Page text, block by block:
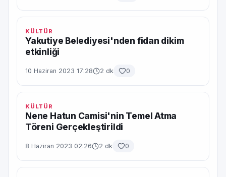
KÜLTÜR
Yakutiye Belediyesi'nden fidan dikim
etkinliği
10 Haziran 2023 17:28 2 dk 0
KÜLTÜR
Nene Hatun Camisi'nin Temel Atma
Töreni Gerçekleştirildi
8 Haziran 2023 02:26 2 dk 0